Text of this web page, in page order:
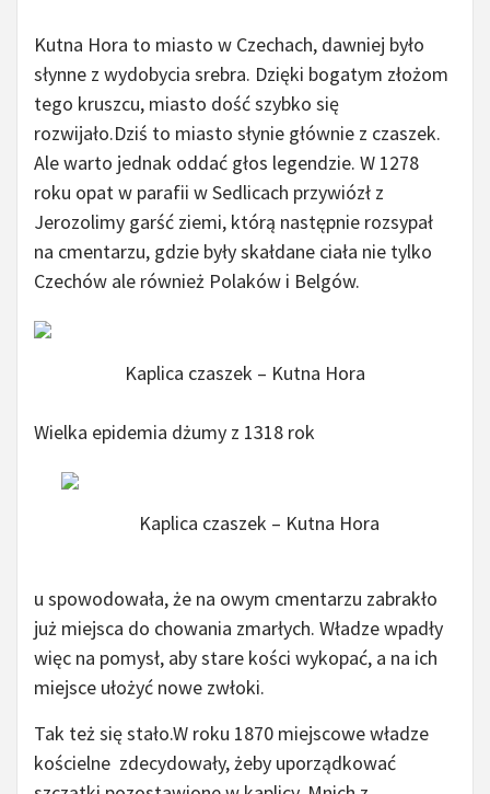
Kutna Hora to miasto w Czechach, dawniej było
słynne z wydobycia srebra. Dzięki bogatym złożom
tego kruszcu, miasto dość szybko się
rozwijało.Dziś to miasto słynie głównie z czaszek.
Ale warto jednak oddać głos legendzie. W 1278
roku opat w parafii w Sedlicach przywiózł z
Jerozolimy garść ziemi, którą następnie rozsypał
na cmentarzu, gdzie były skałdane ciała nie tylko
Czechów ale również Polaków i Belgów.
Kaplica czaszek – Kutna Hora
Wielka epidemia dżumy z 1318 rok
Kaplica czaszek – Kutna Hora
u spowodowała, że na owym cmentarzu zabrakło
już miejsca do chowania zmarłych. Władze wpadły
więc na pomysł, aby stare kości wykopać, a na ich
miejsce ułożyć nowe zwłoki.
Tak też się stało.W roku 1870 miejscowe władze
kościelne zdecydowały, żeby uporządkować